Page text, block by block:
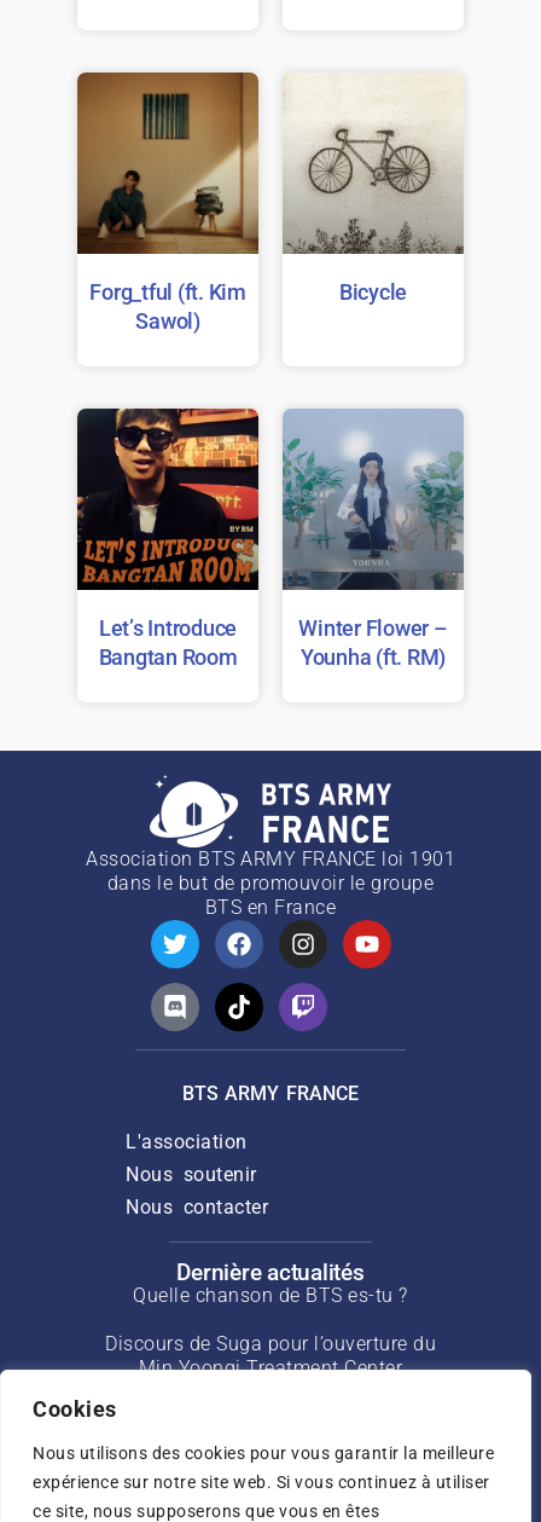
Cookies
Nous utilisons des cookies pour vous garantir la meilleure
expérience sur notre site web. Si vous continuez à utiliser
ce site, nous supposerons que vous en êtes
Forg_tful (ft. Kim
Sawol)
Bicycle
Let’s Introduce
Bangtan Room
Winter Flower –
Younha (ft. RM)
Association BTS ARMY FRANCE loi 1901
dans le but de promouvoir le groupe
BTS en France
BTS ARMY FRANCE
L'association
Nous soutenir
Nous contacter
Dernière actualités
Quelle chanson de BTS es-tu ?
Discours de Suga pour l’ouverture du
Min Yoongi Treatment Center
Interview de J-Hope pour Rolling Stone
de mars 2025
Interview de Jin pour USA Today de mai
2025